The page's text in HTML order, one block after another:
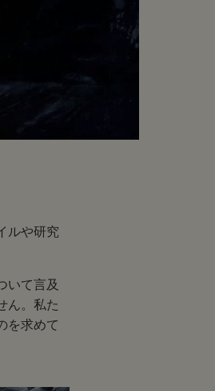
ルや研究
いて言及
ん。私た
を求めて